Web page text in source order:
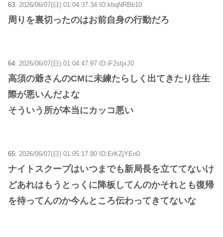
63: 2026/06/07(日) 01:04:37.34 ID:kbqNRBb10
周りを裏切ったのはお前自身の行動だろ
64: 2026/06/07(日) 01:04:47.97 ID:iF2stjxJ0
高須の爺さんのCMに未練たらしく出てきたり往生
際が悪いんだよな
そういう所が本当にカッコ悪い
65: 2026/06/07(日) 01:05:17.80 ID:ErKZjYEn0
ナイトスクープはいつまでも新局長を立ててないけ
どあれはもうとっくに降板してんのかそれとも復帰
を待ってんのか今んところ伝わってきてないな